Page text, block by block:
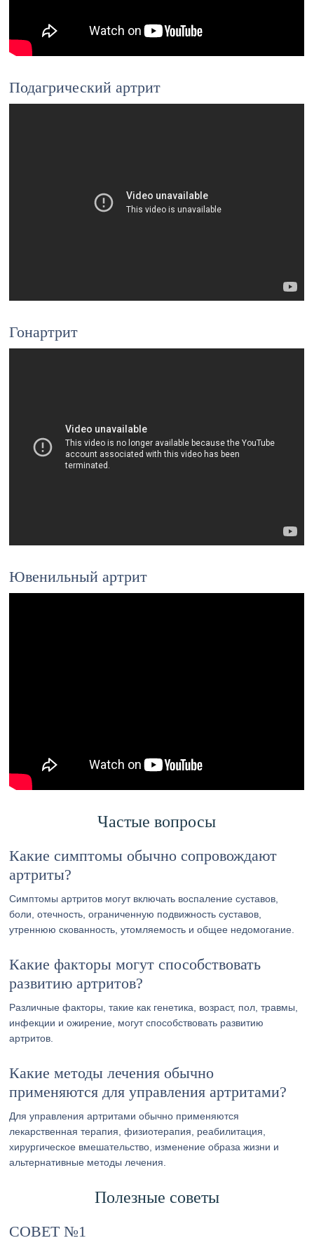
Подагрический артрит
Гонартрит
Ювенильный артрит
Частые вопросы
Какие симптомы обычно сопровождают
артриты?
Симптомы артритов могут включать воспаление суставов,
боли, отечность, ограниченную подвижность суставов,
утреннюю скованность, утомляемость и общее недомогание.
Какие факторы могут способствовать
развитию артритов?
Различные факторы, такие как генетика, возраст, пол, травмы,
инфекции и ожирение, могут способствовать развитию
артритов.
Какие методы лечения обычно
применяются для управления артритами?
Для управления артритами обычно применяются
лекарственная терапия, физиотерапия, реабилитация,
хирургическое вмешательство, изменение образа жизни и
альтернативные методы лечения.
Полезные советы
СОВЕТ №1